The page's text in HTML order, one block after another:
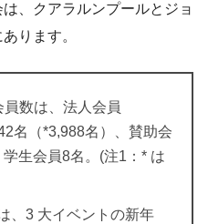
、クアラルンプールとジョ
ります。
数は、法人会員
名（*3,988名）、賛助会
生会員8名。(注1：* は
、3 大イベントの新年